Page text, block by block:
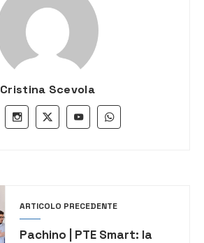
Cristina Scevola
ARTICOLO PRECEDENTE
Pachino | PTE Smart: la